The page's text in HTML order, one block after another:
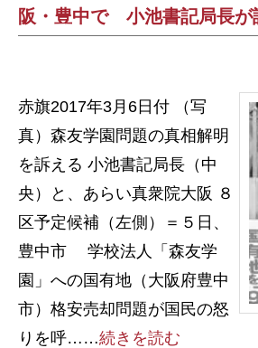
阪・豊中で 小池書記局長が
赤旗2017年3月6日付 （写
真）森友学園問題の真相解明
を訴える 小池書記局長（中
央）と、あらい真衆院大阪 ８
区予定候補（左側）＝５日、
豊中市 学校法人「森友学
園」への国有地（大阪府豊中
市）格安売却問題が国民の怒
りを呼……続きを読む